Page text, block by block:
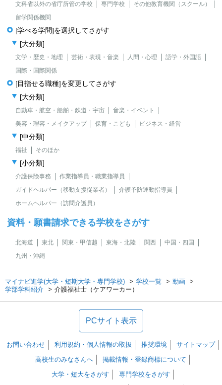
文科省以外の省庁所管の学校
専門学校
その他教育機関（スクール）
留学関係機関
[学べる学問]を選択してさがす
[大分類]
文学・歴史・地理 芸術・表現・音楽 人間・心理
語学・外国語
国際・国際関係
[目指せる職種]を変更してさがす
[大分類]
自動車・航空・船舶・鉄道・宇宙
音楽・イベント
美容・理容・メイクアップ
保育・こども ビジネス・経営
[中分類]
福祉 そのほか
[小分類]
介護保険事務
作業指導員・職業指導員
ガイドヘルパー（移動支援従業者）
介護予防運動指導員
ホームヘルパー（訪問介護員）
資料・願書請求できる学校をさがす
北海道 東北 関東・甲信越 東海・北陸 関西
中国・四国
九州・沖縄
マイナビ進学(大学・短期大学・専門学校) 学校一覧
動画
学部学科紹介
介護福祉士（ケアワーカー）
PCサイト表示
お問い合わせ 利用規約・個人情報の取扱 推奨環境
サイトマップ
高校生のみなさんへ
掲載情報・登録商標について
大学・短大をさがす
専門学校をさがす